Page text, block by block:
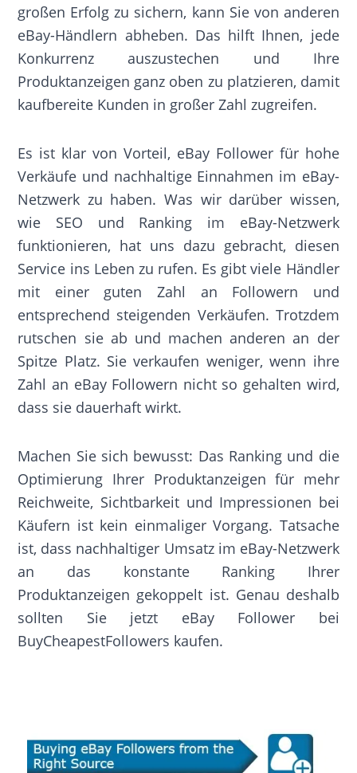
großen Erfolg zu sichern, kann Sie von anderen
eBay-Händlern abheben. Das hilft Ihnen, jede
Konkurrenz auszustechen und Ihre
Produktanzeigen ganz oben zu platzieren, damit
kaufbereite Kunden in großer Zahl zugreifen.
Es ist klar von Vorteil, eBay Follower für hohe
Verkäufe und nachhaltige Einnahmen im eBay-
Netzwerk zu haben. Was wir darüber wissen,
wie SEO und Ranking im eBay-Netzwerk
funktionieren, hat uns dazu gebracht, diesen
Service ins Leben zu rufen. Es gibt viele Händler
mit einer guten Zahl an Followern und
entsprechend steigenden Verkäufen. Trotzdem
rutschen sie ab und machen anderen an der
Spitze Platz. Sie verkaufen weniger, wenn ihre
Zahl an eBay Followern nicht so gehalten wird,
dass sie dauerhaft wirkt.
Machen Sie sich bewusst: Das Ranking und die
Optimierung Ihrer Produktanzeigen für mehr
Reichweite, Sichtbarkeit und Impressionen bei
Käufern ist kein einmaliger Vorgang. Tatsache
ist, dass nachhaltiger Umsatz im eBay-Netzwerk
an das konstante Ranking Ihrer
Produktanzeigen gekoppelt ist. Genau deshalb
sollten Sie jetzt eBay Follower bei
BuyCheapestFollowers kaufen.